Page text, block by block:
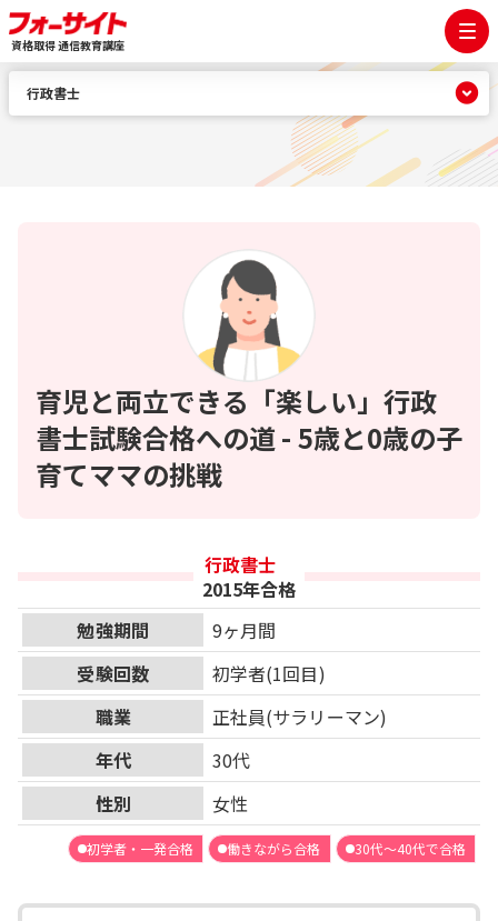
資格取得 通信教育講座
育児と両立できる「楽しい」行政
書士試験合格への道 - 5歳と0歳の子
育てママの挑戦
行政書士
2015年合格
勉強期間
9ヶ月間
受験回数
初学者(1回目)
職業
正社員(サラリーマン)
年代
30代
性別
女性
初学者・一発合格 働きながら合格 30代～40代で合格
行政書士